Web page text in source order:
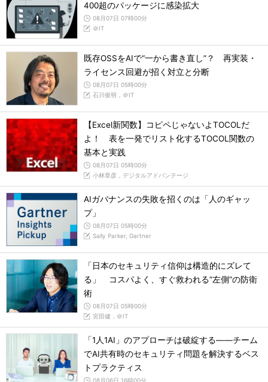
400超のパッケージに感染拡大
08月07日 07時00分
＠IT
既存OSSをAIで“一から書き直し”？ 再実装・
ライセンス回避が招く対立と分断
08月07日 05時00分
石川俊明，＠IT
【Excel新関数】コピペじゃないよTOCOLだ
よ！ 表を一発でリスト化するTOCOL関数の
基本と実践
08月07日 05時00分
小林章彦，デジタルアドバンテージ
AIガバナンスの失敗を招くのは「人のギャッ
プ」
08月07日 05時00分
Sally Parker, Gartner
「日本のセキュリティ信仰は構造的にズレて
る」 コスパよく、すぐ救われる“左側”の防衛
術
08月07日 05時00分
宮田健，＠IT
「1人1AI」のアプローチは破綻する――チーム
でAI共有時のセキュリティ問題を解決するベス
トプラクティス
08月06日 16時00分